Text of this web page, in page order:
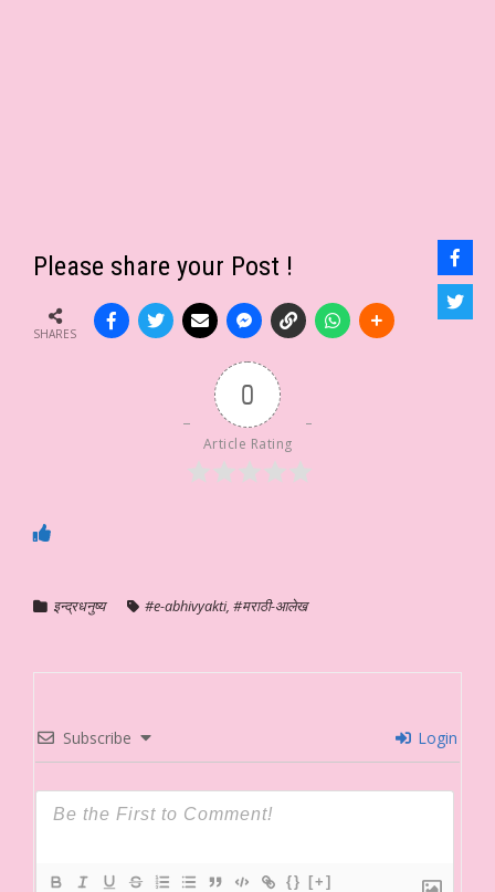
Please share your Post !
SHARES
0
Article Rating
इन्द्रधनुष्य #e-abhivyakti, #मराठी-आलेख
Subscribe Login
{} [+]